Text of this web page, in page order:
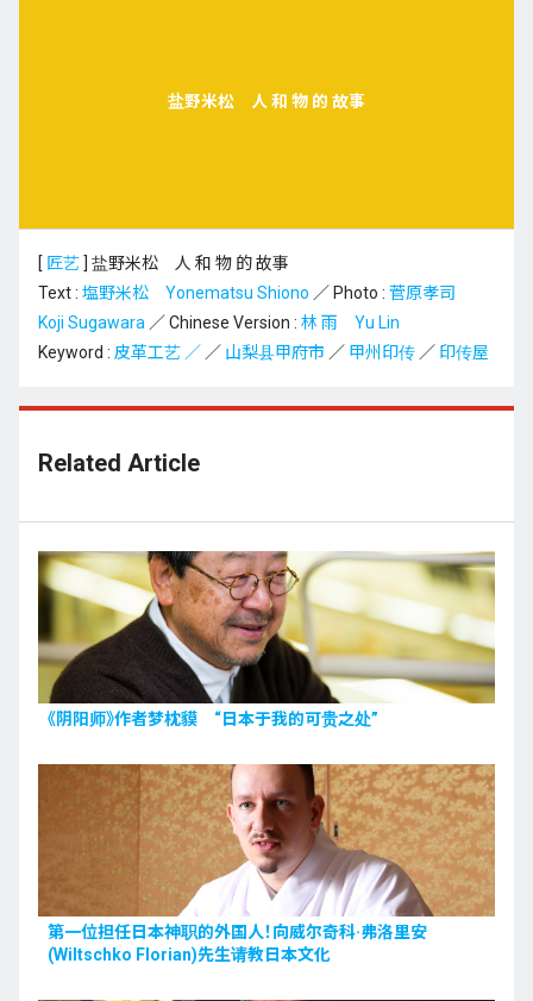
盐野米松 人 和 物 的 故事
[ 匠艺 ] 盐野米松 人 和 物 的 故事
Text : 塩野米松 Yonematsu Shiono ／ Photo : 菅原孝司
Koji Sugawara ／ Chinese Version : 林 雨 Yu Lin
Keyword : 皮革工艺 ／ ／ 山梨县甲府市 ／ 甲州印传 ／ 印传屋
Related Article
《阴阳师》作者梦枕貘 “日本于我的可贵之处”
第一位担任日本神职的外国人！向威尔奇科·弗洛里安
(Wiltschko Florian)先生请教日本文化